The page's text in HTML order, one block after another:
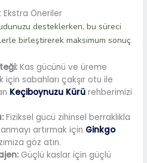
Ekstra Öneriler
desteklerken, bu süreci
birleştirerek maksimum sonuç
Kas gücünü ve üreme
için sabahları çakşır otu ile
Keçiboynuzu Kürü rehberimizi
Fiziksel gücü zihinsel berraklıkla
artırmak için Ginkgo
göz atın.
Güçlü kaslar için güçlü